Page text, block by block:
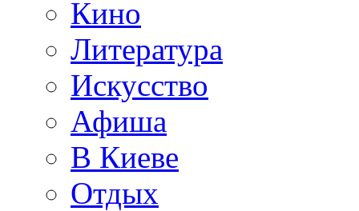
Кино
Литература
Искусство
Афиша
В Киеве
Отдых